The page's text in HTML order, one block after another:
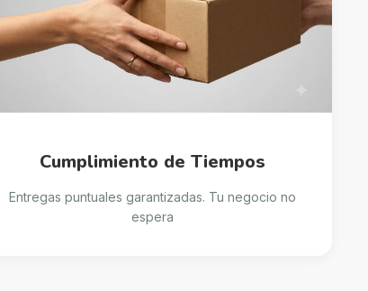
Cumplimiento de Tiempos
Entregas puntuales garantizadas. Tu negocio no
espera